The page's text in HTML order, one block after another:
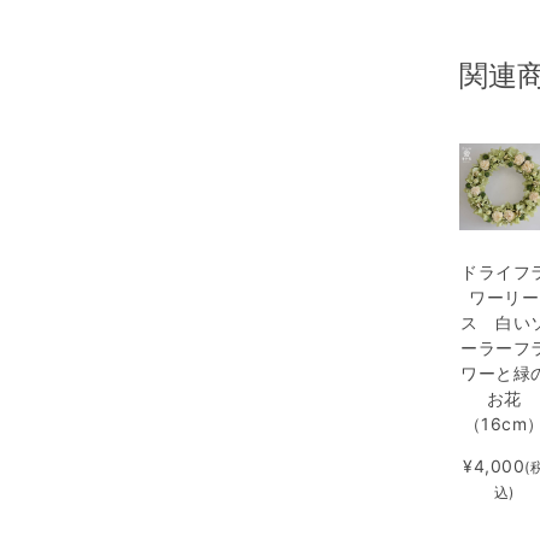
関連
ドライフ
ワーリー
ス 白い
ーラーフ
ワーと緑
お花
（16cm
¥4,000(
込)